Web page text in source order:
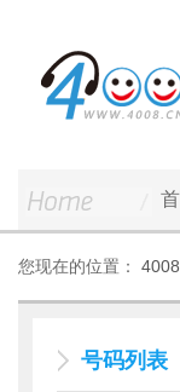
您现在的位置：
号码列表